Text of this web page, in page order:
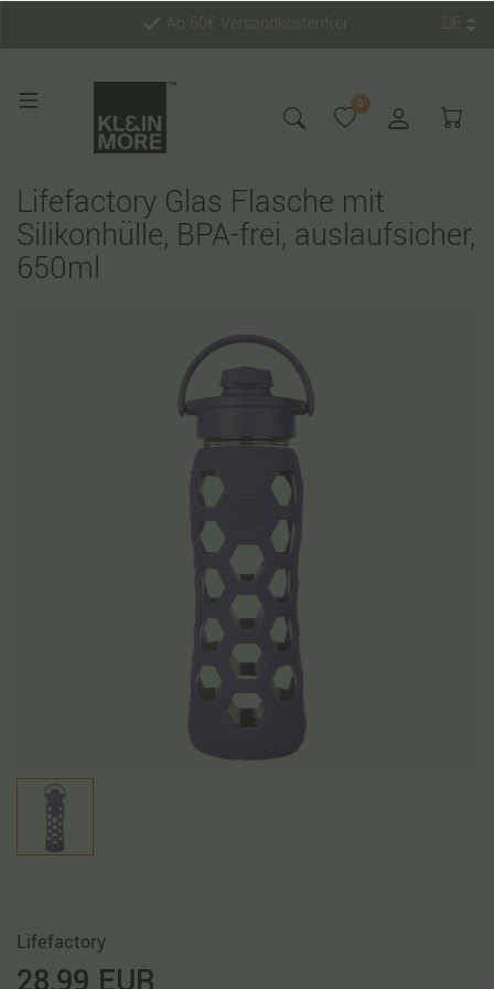
0
Lifefactory Glas Flasche mit
Silikonhülle, BPA-frei, auslaufsicher,
650ml
Lifefactory